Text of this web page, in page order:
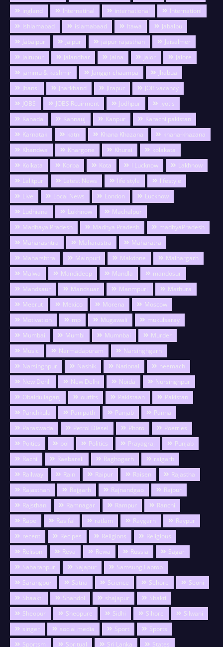
ingland
Internatinal international
Internationl
Ishlamabad
islamabaad Itawa
Jabalpu
Jabalpur
Jaipur jaipur rajasthan
Jaisalmer
Jaitupur
Jalandhar Jalna jalor
Jalore
jammu & kashmir
Janggir chaampa
Jhabua
Jhansi
Jharkhand Jirapur
JOB vacancy
JOBS
JOBS Rcuirment Jodhpur
jyotis
Kanada
Kannauj Kanpur
Karachi pakistan
Karnatak
katni Khana Khazana
khana-khazana
Khandwa
Khargone Khurai
kolakata
Kolkata
Korba Kota l Lucknow
Lakhnow
Lalitpur
Latest News life style
lifestyle
Live
Local News London
Lucknow
Ludhiana
Lukhnow
Machalpur
Madhaya Pradesh
Madhya Pradesh
madhyaPradesh
Maharashtra
Maharastra
Maharatra
Maharshtra
Mainpuri Makdone
Malhargarh
Malwa
Mandideep Mandla
mandosur
Mandsaur
Mandsuar Manmpuri
Mathura
Meerut
Mexico Morena
Moscow
Motivation
mp Mugawali
mukulsaray
Mumbai
Mumbi Mumnbai
Murder
Music
Narmadapuram
Narsinghgarh
Narsinghpur
Nashik National
neemach
New Dehli
New Delhi Noida
Nursinghpur
Obaidullaganj
outfits Pakistaan
Pakistan
Panchkula
Panipath Panjab
Panna
Paraswada
Petrol Diesel Photo
Poetries
Poitics
pol Politics Prayagraj
Punjab
Rachi
Raebareli Raghogarh
raigarh
Railway
Rain Raipur Raisen
Rajastha
Rajasthan
Rajgarh Rajnandgao
Rajpur
Rajsthan
Ramnagar Rampur
Ranchi
Rape
Rasifal ratlam Raygarh
Raypur
recent
Recipes Religions
Religious
Relison
Reva Rewa Russia
Sagar
Saharanpur
Sajapur
Samsung Laptop
Sarangpur
Satna Science Sehore
Seoni
Shaakti
Shahdol shajapur
Shakti
Sheopur
Sheopure Sidhi Sihore
Silwani
singer
social media Sport
Sports
Sportsm
Spritual Sri Lanka States